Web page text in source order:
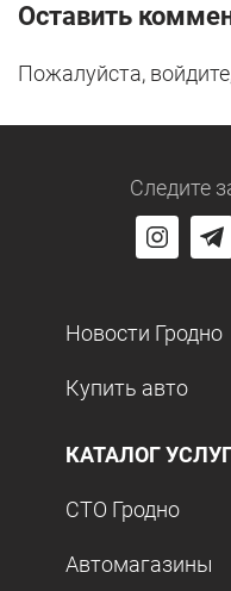
Оставить
Пожалуйста,
Следите
Новости Гродно
Купить авто
КАТАЛОГ
СТО Гродно
Автомагазины